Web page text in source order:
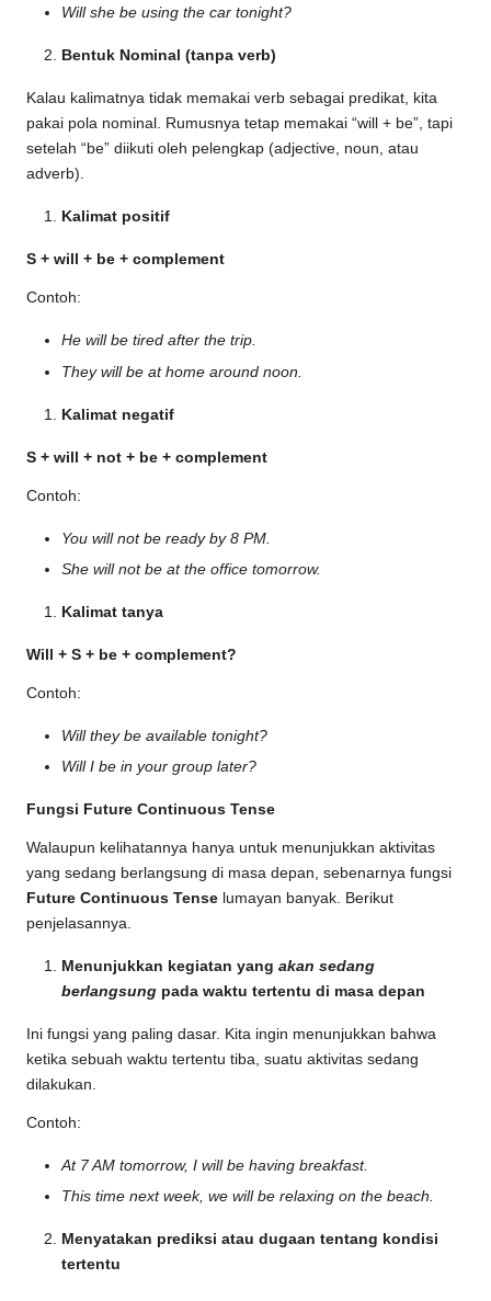
Will she be using the car tonight?
Bentuk Nominal (tanpa verb)
Kalau kalimatnya tidak memakai verb sebagai predikat, kita
pakai pola nominal. Rumusnya tetap memakai “will + be”, tapi
setelah “be” diikuti oleh pelengkap (adjective, noun, atau
adverb).
Kalimat positif
S + will + be + complement
Contoh:
He will be tired after the trip.
They will be at home around noon.
Kalimat negatif
S + will + not + be + complement
Contoh:
You will not be ready by 8 PM.
She will not be at the office tomorrow.
Kalimat tanya
Will + S + be + complement?
Contoh:
Will they be available tonight?
Will I be in your group later?
Fungsi Future Continuous Tense
Walaupun kelihatannya hanya untuk menunjukkan aktivitas
yang sedang berlangsung di masa depan, sebenarnya fungsi
Future Continuous Tense lumayan banyak. Berikut
penjelasannya.
Menunjukkan kegiatan yang akan sedang
berlangsung pada waktu tertentu di masa depan
Ini fungsi yang paling dasar. Kita ingin menunjukkan bahwa
ketika sebuah waktu tertentu tiba, suatu aktivitas sedang
dilakukan.
Contoh:
At 7 AM tomorrow, I will be having breakfast.
This time next week, we will be relaxing on the beach.
Menyatakan prediksi atau dugaan tentang kondisi
tertentu